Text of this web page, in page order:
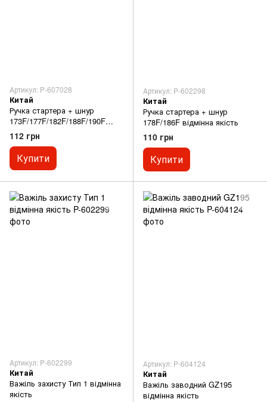
Артикул: P-607028
Китай
Ручка стартера + шнур
173F/177F/182F/188F/190F
відмінна якість
112 грн
Купити
Артикул: P-602298
Китай
Ручка стартера + шнур
178F/186F відмінна якість
110 грн
Купити
Артикул: P-602299
Китай
Важіль захисту Тип 1 відмінна
якість
Артикул: P-604124
Китай
Важіль заводний GZ195
відмінна якість